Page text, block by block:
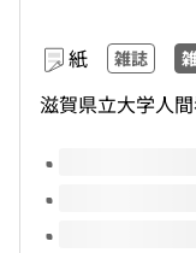
紙 雑誌
滋賀県立大学人
このタイトルの巻号